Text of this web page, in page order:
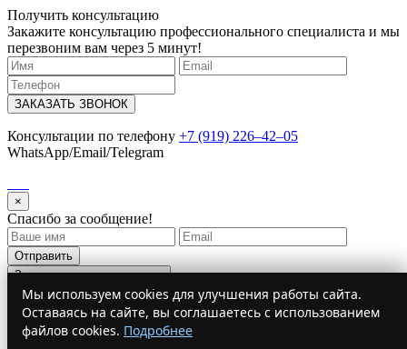
Мы используем cookies для улучшения работы сайта.
Оставаясь на сайте, вы соглашаетесь с использованием
файлов cookies. Подробнее
Получить консультацию
Закажите консультацию профессионального специалиста и мы
перезвоним вам через 5 минут!
ЗАКАЗАТЬ ЗВОНОК
Консультации по телефону +7 (919) 226‒42‒05
WhatsApp/Email/Telegram
×
Спасибо за сообщение!
Отправить
Запустить модальное окно
подпишись на наш телеграм канал
Новости Immigration Expert